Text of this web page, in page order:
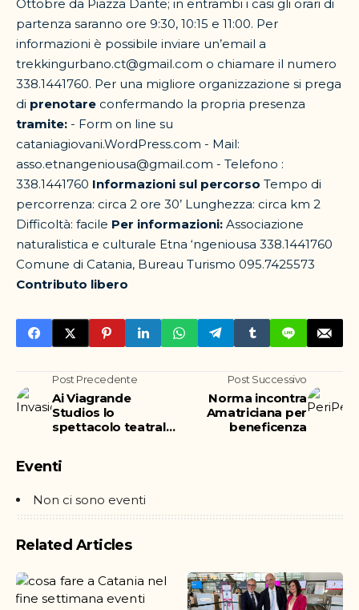
Ottobre da Piazza Dante; in entrambi i casi gli orari di
partenza saranno ore 9:30, 10:15 e 11:00. Per
informazioni è possibile inviare un’email a
trekkingurbano.ct@gmail.com o chiamare il numero
338.1441760. Per una migliore organizzazione si prega
di prenotare confermando la propria presenza
tramite: - Form on line su
cataniagiovani.WordPress.com - Mail:
asso.etnangeniousa@gmail.com - Telefono :
338.1441760 Informazioni sul percorso Tempo di
percorrenza: circa 2 ore 30’ Lunghezza: circa km 2
Difficoltà: facile Per informazioni: Associazione
naturalistica e culturale Etna ‘ngeniousa 338.1441760
Comune di Catania, Bureau Turismo 095.7425573
Contributo libero
Post Precedente
Ai Viagrande
Studios lo
spettacolo teatrale
Post Successivo
Norma incontra
Amatriciana per
beneficenza
Eventi
Non ci sono eventi
Related Articles